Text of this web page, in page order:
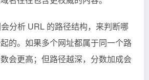
分析 URL 的路径结构，来判断哪
的。如果多个网址都属于同一个路
会更高；但路径越深，分数加成会